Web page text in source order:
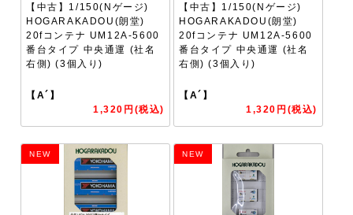
【中古】1/150(Nゲージ)
HOGARAKADOU(朗堂)
20fコンテナ UM12A-5600
番台タイプ 中央通運 (社名
右側) (3個入り)
【A´】
1,320円(税込)
【中古】1/150(Nゲージ)
HOGARAKADOU(朗堂)
20fコンテナ UM12A-5600
番台タイプ 中央通運 (社名
右側) (3個入り)
【A´】
1,320円(税込)
NEW NEW